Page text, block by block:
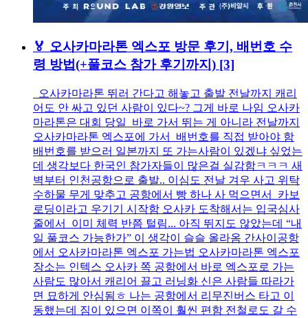
🏅 오사카마라톤 엑스포 방문 후기, 배번호 수
령 방법(+풀코스 참가 후기까지) [3]
오사카마라톤 뛰러 간다고 해놓고 출발 전날까지 캐리
어도 안 싸고 있던 사람이 있다~? 그게 바로 나임 오사카
마라톤은 대회 당일 바로 가서 뛰는 게 아니라 전날까지
오사카마라톤 엑스포에 가서 배번호를 직접 받아야 함
배번호를 받으러 일본까지 또 가는사람이 있겠냐 싶었는
데 생각보다 한국인 참가자들이 많은걸 실감함ㅋㅋㅋ 새
벽부터 인천공항으로 출발.. 이심도 전날 겨우 사고 위탁
수하물 무게 맞추고 공항에서 빵 하나 사 먹으면서 카보
로딩이라고 우기기 시작함 오사카 도착해서는 입국심사
줄에서 이미 체력 반쯤 털림... 아직 뛰지도 않았는데 “내
일 풀코스 가능한가” 이 생각이 슬슬 올라옴 간사이공항
에서 오사카마라톤 엑스포 가는법 오사카마라톤 엑스포
장소는 인텍스 오사카 쪽 공항에서 바로 엑스포로 가는
사람도 많아서 캐리어 끌고 러닝화 신은 사람들 따라가
면 묘하게 안심됨ㅎ 나는 공항에서 리무진버스 타고 이
동했는데 짐이 있으면 이쪽이 훨씬 편함 전철로도 갈 수